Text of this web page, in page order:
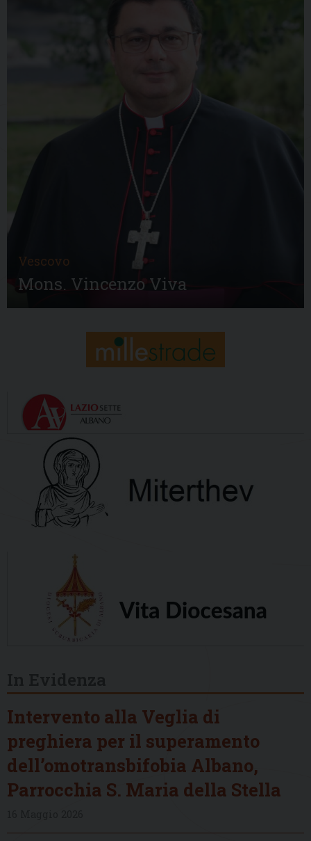
Vescovo
Mons. Vincenzo Viva
Intervento alla Veglia di
preghiera per il superamento
dell’omotransbifobia Albano,
Parrocchia S. Maria della Stella